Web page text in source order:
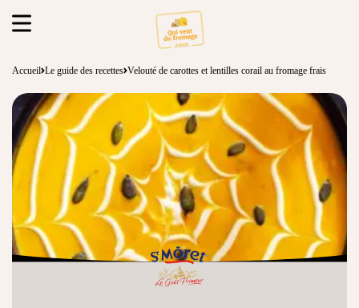
Accueil Le guide des recettes Velouté de carottes et lentilles corail au fromage frais